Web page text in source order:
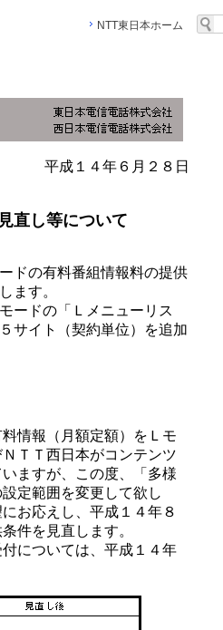
NTT東日本ホーム
平成１４年６月２８日
直し等について
ドの有料番組情報料の提供
ます。
ードの「Ｌメニューリス
サイト（契約単位）を追加
情報（月額定額）をＬモ
ＴＴ西日本がコンテンツ
ますが、この度、「多様
定範囲を変更して欲し
お応えし、平成１４年８
件を見直します。
については、平成１４年